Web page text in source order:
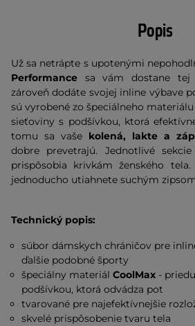
Popis
Už sa netrápte s upotenými
Performance sa vám dostane tej
zároveň dodáte svojej inline výbave
sú vyrobené zo špeciálneho materiálu
sieťoviny s podšívkou, ktorá
tomu sa vaše kolená, lakte a
dobre prevetrajú. Jednotlivé
prispôsobia krivkám ženského
jednoducho utiahnete suchým
Technický popis:
súbor dámskych chráničov pre
ďalšie podobné športy
špeciálny materiálCoolMax -
podšívkou, ktorá odvádza pot
tvarované pre najefektívnejšie
skvelé prispôsobenie tvaru tela